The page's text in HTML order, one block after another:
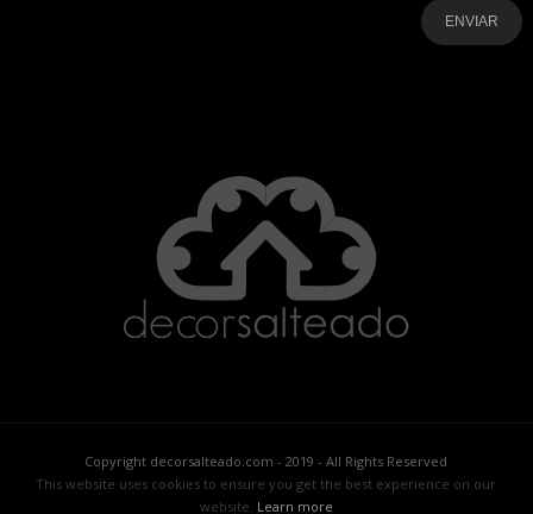
Copyright decorsalteado.com - 2019 - All Rights Reserved
This website uses cookies to ensure you get the best experience on our
website. Learn more